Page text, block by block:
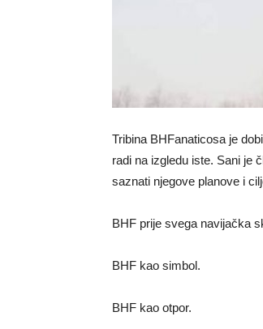
Tribina BHFanaticosa je
radi na izgledu iste. Sani je
saznati njegove planove i
BHF prije svega navijačka
BHF kao simbol.
BHF kao otpor.